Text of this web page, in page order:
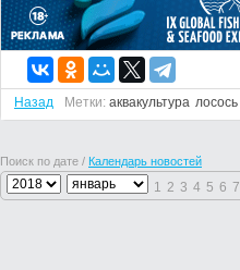
Назад Метки: аквакультура лосось
Поиск по дате / Календарь новостей
1 2 3 4 5 6 7